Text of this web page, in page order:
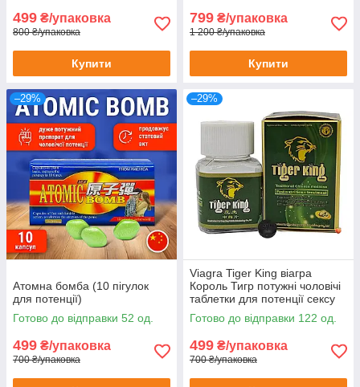
499 ₴/упаковка
800 ₴/упаковка
Купити
799 ₴/упаковка
1 200 ₴/упаковка
Купити
–29%
Атомна бомба (10 пігулок
для потенції)
Готово до відправки 52 од.
499 ₴/упаковка
700 ₴/упаковка
–29%
Viagra Tiger King віагра
Король Тигр потужні чоловічі
таблетки для потенції сексу
ерекції лібідо збільшення
потенції 10шт
Готово до відправки 122 од.
499 ₴/упаковка
700 ₴/упаковка